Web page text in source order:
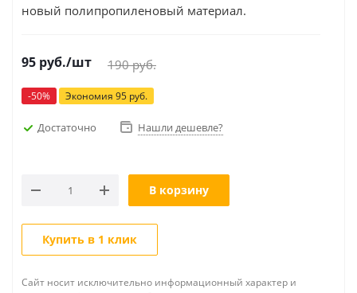
новый полипропиленовый материал.
95 руб./шт 190руб.
-50% Экономия 95 руб.
Достаточно Нашли дешевле?
В корзину
Купить в 1 клик
Сайт носит исключительно информационный характер и